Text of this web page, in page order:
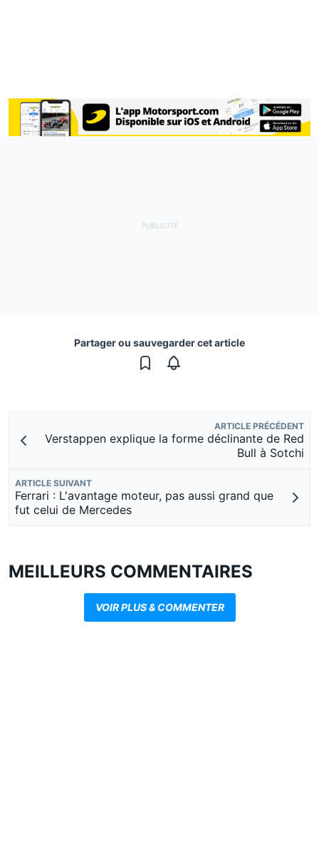
Partager ou sauvegarder cet article
ARTICLE PRÉCÉDENT
Verstappen explique la forme déclinante de Red
Bull à Sotchi
ARTICLE SUIVANT
Ferrari : L'avantage moteur, pas aussi grand que
fut celui de Mercedes
MEILLEURS COMMENTAIRES
VOIR PLUS & COMMENTER